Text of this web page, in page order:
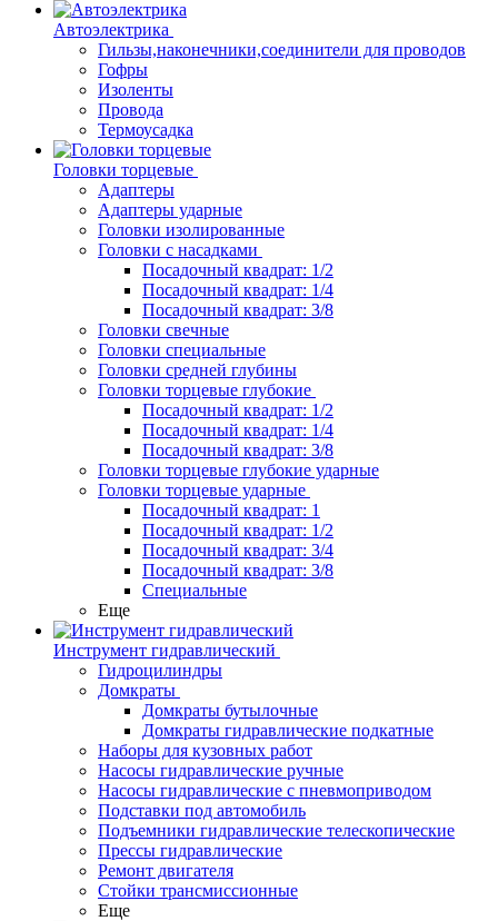
Автоэлектрика
Гильзы,наконечники,соединители для проводов
Гофры
Изоленты
Провода
Термоусадка
Головки торцевые
Адаптеры
Адаптеры ударные
Головки изолированные
Головки с насадками
Посадочный квадрат: 1/2
Посадочный квадрат: 1/4
Посадочный квадрат: 3/8
Головки свечные
Головки специальные
Головки средней глубины
Головки торцевые глубокие
Посадочный квадрат: 1/2
Посадочный квадрат: 1/4
Посадочный квадрат: 3/8
Головки торцевые глубокие ударные
Головки торцевые ударные
Посадочный квадрат: 1
Посадочный квадрат: 1/2
Посадочный квадрат: 3/4
Посадочный квадрат: 3/8
Специальные
Еще
Инструмент гидравлический
Гидроцилиндры
Домкраты
Домкраты бутылочные
Домкраты гидравлические подкатные
Наборы для кузовных работ
Насосы гидравлические ручные
Насосы гидравлические с пневмоприводом
Подставки под автомобиль
Подъемники гидравлические телескопические
Прессы гидравлические
Ремонт двигателя
Стойки трансмиссионные
Еще